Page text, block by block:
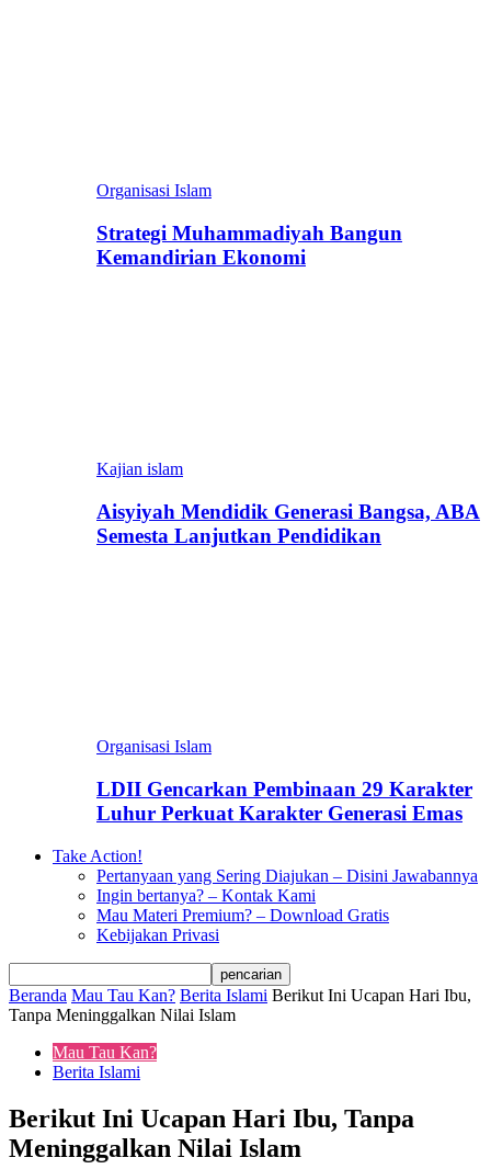
Organisasi Islam
Strategi Muhammadiyah Bangun
Kemandirian Ekonomi
Kajian islam
Aisyiyah Mendidik Generasi Bangsa, ABA
Semesta Lanjutkan Pendidikan
Organisasi Islam
LDII Gencarkan Pembinaan 29 Karakter
Luhur Perkuat Karakter Generasi Emas
Take Action!
Pertanyaan yang Sering Diajukan – Disini Jawabannya
Ingin bertanya? – Kontak Kami
Mau Materi Premium? – Download Gratis
Kebijakan Privasi
Beranda Mau Tau Kan? Berita Islami Berikut Ini Ucapan Hari Ibu,
Tanpa Meninggalkan Nilai Islam
Mau Tau Kan?
Berita Islami
Berikut Ini Ucapan Hari Ibu, Tanpa
Meninggalkan Nilai Islam